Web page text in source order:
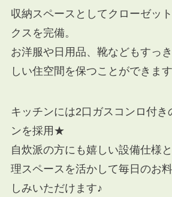
収納スペースとしてクローゼッ
クスを完備。
お洋服や日用品、靴などもすっ
しい住空間を保つことができま
キッチンには2口ガスコンロ付き
ンを採用★
自炊派の方にも嬉しい設備仕様
理スペースを活かして毎日のお
しみいただけます♪